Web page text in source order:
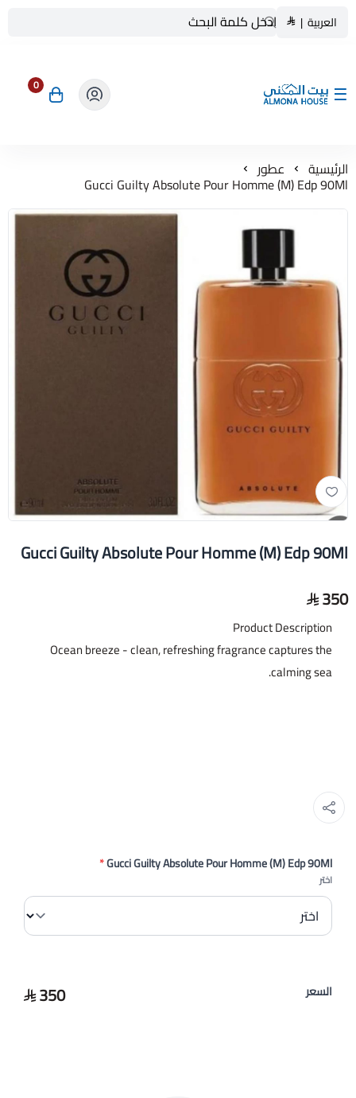
العربية |
بيت المنى ALMONA HOUSE
0
الرئيسية عطور
Gucci Guilty Absolute Pour Homme (M) Edp 90Ml
Gucci Guilty Absolute Pour Homme (M) Edp 90Ml
350
Product Description
Ocean breeze - clean, refreshing fragrance captures the
calming sea.
Gucci Guilty Absolute Pour Homme (M) Edp 90Ml
*
اختر
السعر 350